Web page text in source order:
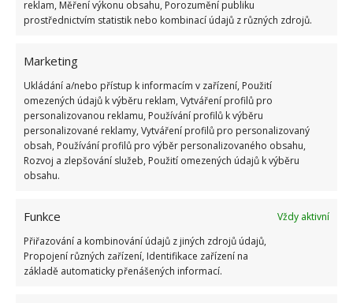
reklam, Měření výkonu obsahu, Porozumění publiku
prostřednictvím statistik nebo kombinací údajů z různých zdrojů.
Marketing
Ukládání a/nebo přístup k informacím v zařízení, Použití
omezených údajů k výběru reklam, Vytváření profilů pro
personalizovanou reklamu, Používání profilů k výběru
personalizované reklamy, Vytváření profilů pro personalizovaný
obsah, Používání profilů pro výběr personalizovaného obsahu,
Rozvoj a zlepšování služeb, Použití omezených údajů k výběru
obsahu.
Funkce
Vždy aktivní
Přiřazování a kombinování údajů z jiných zdrojů údajů,
Propojení různých zařízení, Identifikace zařízení na
základě automaticky přenášených informací.
ČIŠTĚNÍ ČIŠTĚNÍ TROUBY DOMÁCÍ PRÁCE
TROUBA ÚKLID